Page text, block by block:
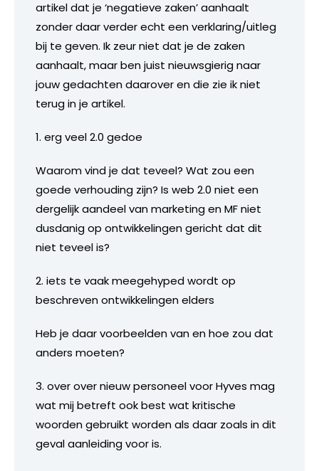
artikel dat je ‘negatieve zaken’ aanhaalt
zonder daar verder echt een verklaring/uitleg
bij te geven. Ik zeur niet dat je de zaken
aanhaalt, maar ben juist nieuwsgierig naar
jouw gedachten daarover en die zie ik niet
terug in je artikel.
1. erg veel 2.0 gedoe
Waarom vind je dat teveel? Wat zou een
goede verhouding zijn? Is web 2.0 niet een
dergelijk aandeel van marketing en MF niet
dusdanig op ontwikkelingen gericht dat dit
niet teveel is?
2. iets te vaak meegehyped wordt op
beschreven ontwikkelingen elders
Heb je daar voorbeelden van en hoe zou dat
anders moeten?
3. over over nieuw personeel voor Hyves mag
wat mij betreft ook best wat kritische
woorden gebruikt worden als daar zoals in dit
geval aanleiding voor is.